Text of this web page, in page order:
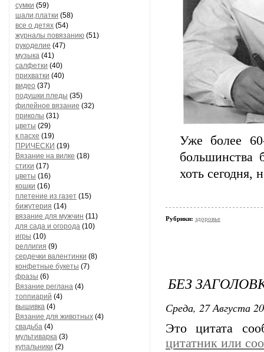
сумки (59)
шали,платки (58)
все о детях (54)
журналы повязанию (51)
рукоделие (47)
музыка (41)
салфетки (40)
прихватки (40)
видео (37)
подушки пледы (35)
филейное вязание (32)
приколы (31)
цветы (29)
к пасхе (19)
ПРИЧЕСКИ (19)
Вязание на вилке (18)
стихи (17)
цветы (16)
кошки (16)
плетение из газет (15)
бижутерия (14)
вязание для мужчин (11)
для сада и огорода (10)
игры (10)
реллигия (9)
сердечки валентинки (8)
конфетные букеты (7)
фразы (6)
Вязание реглана (4)
топпиарий (4)
вышивка (4)
Вязание для животных (4)
свадьба (4)
мультиварка (3)
купальники (2)
Уже более
большинства
хоть сегодня,
Рубрики: здоровье
БЕЗ
Среда, 27 Августа
Это цитата
цитатник или